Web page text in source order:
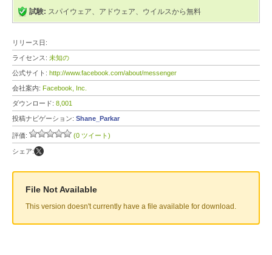
試験: スパイウェア、アドウェア、ウイルスから無料
リリース日:
ライセンス: 未知の
公式サイト: http://www.facebook.com/about/messenger
会社案内: Facebook, Inc.
ダウンロード: 8,001
投稿ナビゲーション: Shane_Parkar
評価: (0 ツイート)
シェア:
File Not Available
This version doesn't currently have a file available for download.